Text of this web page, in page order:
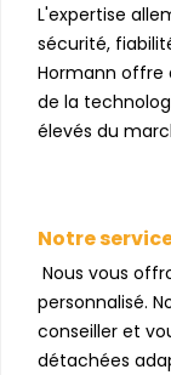
L'expertise
sécurité,
Hormann offre
de la
élevés du
Notre
Nous vous
personnalisé.
conseiller et
détachées